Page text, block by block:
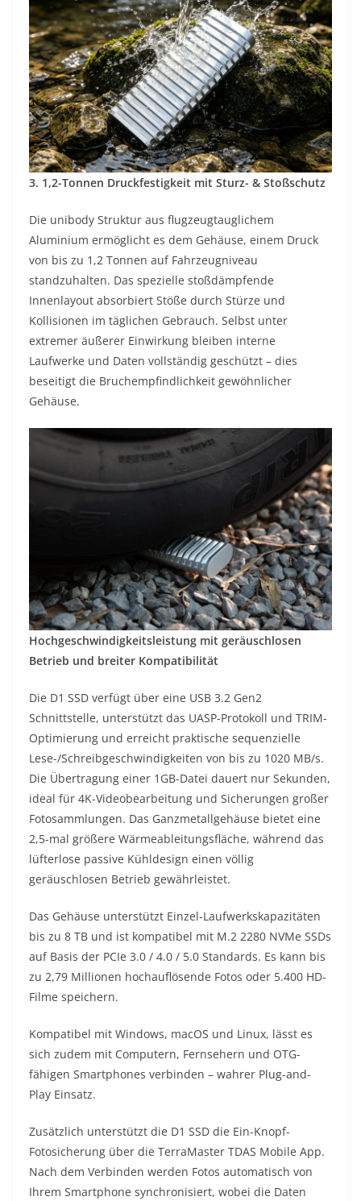
3. 1,2-Tonnen Druckfestigkeit mit Sturz- & Stoßschutz
Die unibody Struktur aus flugzeugtauglichem
Aluminium ermöglicht es dem Gehäuse, einem Druck
von bis zu 1,2 Tonnen auf Fahrzeugniveau
standzuhalten. Das spezielle stoßdämpfende
Innenlayout absorbiert Stöße durch Stürze und
Kollisionen im täglichen Gebrauch. Selbst unter
extremer äußerer Einwirkung bleiben interne
Laufwerke und Daten vollständig geschützt – dies
beseitigt die Bruchempfindlichkeit gewöhnlicher
Gehäuse.
Hochgeschwindigkeitsleistung mit geräuschlosen
Betrieb und breiter Kompatibilität
Die D1 SSD verfügt über eine USB 3.2 Gen2
Schnittstelle, unterstützt das UASP-Protokoll und TRIM-
Optimierung und erreicht praktische sequenzielle
Lese-/Schreibgeschwindigkeiten von bis zu 1020 MB/s.
Die Übertragung einer 1GB-Datei dauert nur Sekunden,
ideal für 4K-Videobearbeitung und Sicherungen großer
Fotosammlungen. Das Ganzmetallgehäuse bietet eine
2,5-mal größere Wärmeableitungsfläche, während das
lüfterlose passive Kühldesign einen völlig
geräuschlosen Betrieb gewährleistet.
Das Gehäuse unterstützt Einzel-Laufwerkskapazitäten
bis zu 8 TB und ist kompatibel mit M.2 2280 NVMe SSDs
auf Basis der PCIe 3.0 / 4.0 / 5.0 Standards. Es kann bis
zu 2,79 Millionen hochauflösende Fotos oder 5.400 HD-
Filme speichern.
Kompatibel mit Windows, macOS und Linux, lässt es
sich zudem mit Computern, Fernsehern und OTG-
fähigen Smartphones verbinden – wahrer Plug-and-
Play Einsatz.
Zusätzlich unterstützt die D1 SSD die Ein-Knopf-
Fotosicherung über die TerraMaster TDAS Mobile App.
Nach dem Verbinden werden Fotos automatisch von
Ihrem Smartphone synchronisiert, wobei die Daten